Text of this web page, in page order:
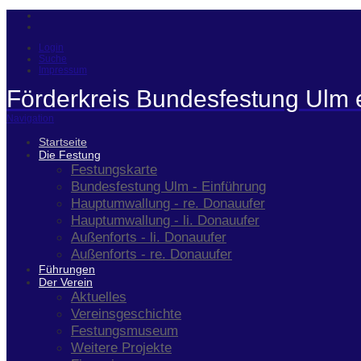
Login
Suche
Impressum
Förderkreis Bundesfestung Ulm
Navigation
Startseite
Die Festung
Festungskarte
Bundesfestung Ulm - Einführung
Hauptumwallung - re. Donauufer
Hauptumwallung - li. Donauufer
Außenforts - li. Donauufer
Außenforts - re. Donauufer
Führungen
Der Verein
Aktuelles
Vereinsgeschichte
Festungsmuseum
Weitere Projekte